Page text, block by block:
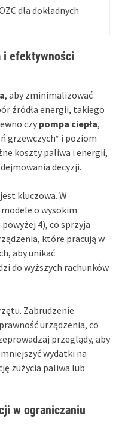
dla dokładnych
i efektywności
, aby zminimalizować
źródła energii, takiego
czypompa ciepła,
grzewczych* i poziom
koszty paliwa i energii,
decyzji.
kluczowa. W
o wysokim
4), co sprzyja
które pracują w
aby unikać
do wyższych rachunków
Zabrudzenie
urządzenia, co
przeglądy, aby
wydatki na
zużycia paliwa lub
w ograniczaniu